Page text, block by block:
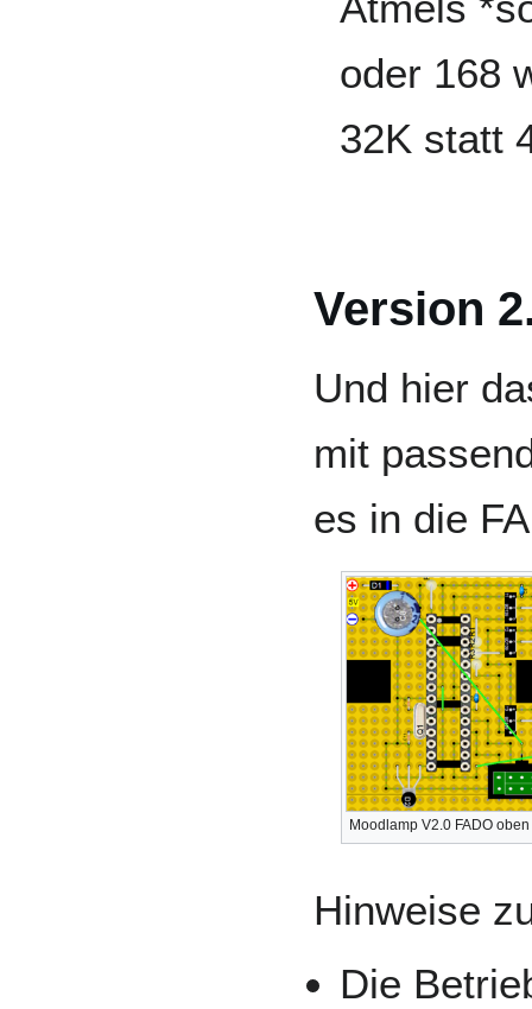
oder 168
32K statt
Version
Und hier
mit
es in die
Moodlamp V2.0 FADO oben
Hinweise
Die